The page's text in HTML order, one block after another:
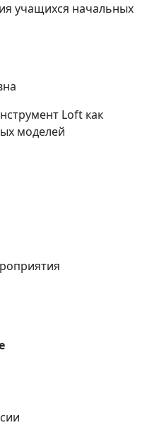
учащихся начальных
Loft как
моделей